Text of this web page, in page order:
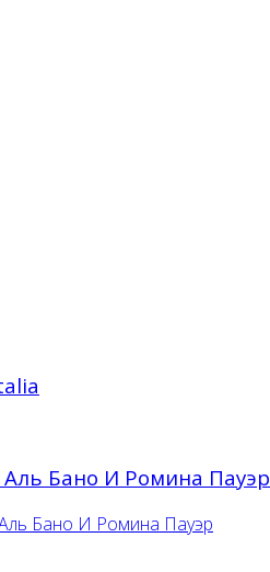
Аль Бано И Ромина Пауэр